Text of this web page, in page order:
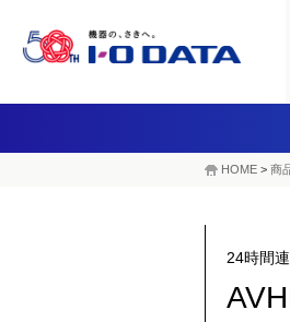
HOME > 商
24時間